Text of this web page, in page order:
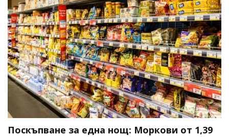
Поскъпване за една нощ: Моркови от 1,39